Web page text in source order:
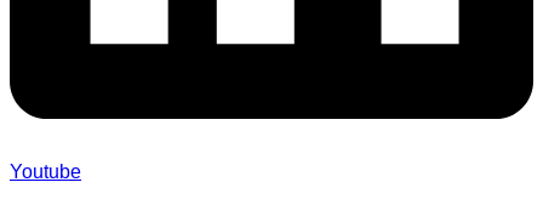
Youtube